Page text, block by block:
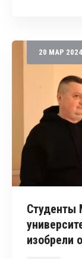
20 МАР 2024
Студенты
изобрели